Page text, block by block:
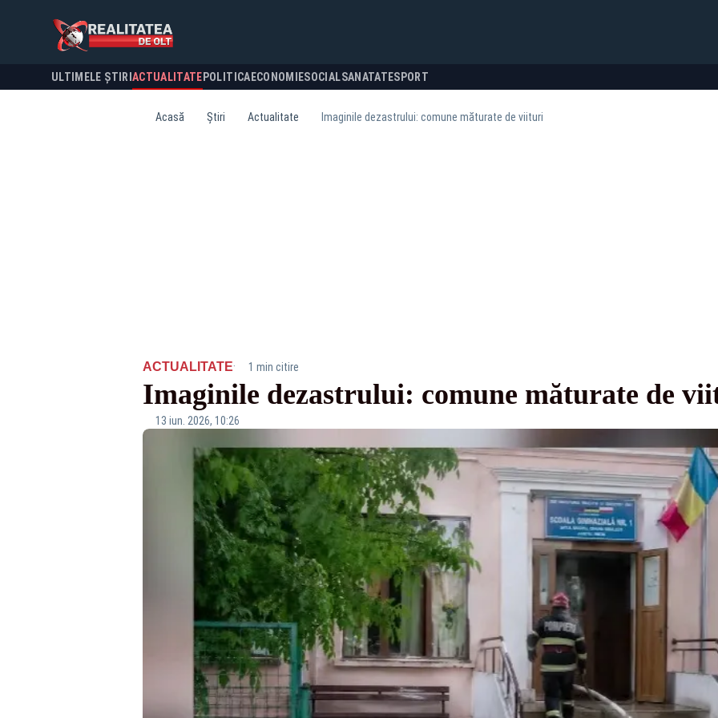
ULTIMELE ȘTIRI ACTUALITATE POLITICA ECONOMIESOCIALSANATATESPORT
Acasă Știri Actualitate Imaginile dezastrului: comune măturate de viituri
ACTUALITATE· 1 min citire
Imaginile dezastrului: comune măturate de
13 iun. 2026, 10:26